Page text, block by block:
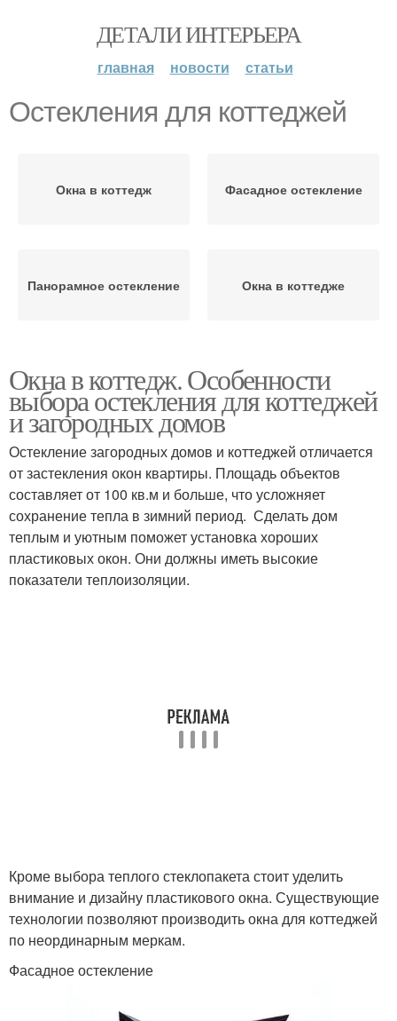
ДЕТАЛИ ИНТЕРЬЕРА
главная новости статьи
Остекления для коттеджей
Окна в коттедж Фасадное остекление
Панорамное остекление Окна в коттедже
Окна в коттедж. Особенности
выбора остекления для коттеджей
и загородных домов
Остекление загородных домов и коттеджей отличается
от застекления окон квартиры. Площадь объектов
составляет от 100 кв.м и больше, что усложняет
сохранение тепла в зимний период. Сделать дом
теплым и уютным поможет установка хороших
пластиковых окон. Они должны иметь высокие
показатели теплоизоляции.
Кроме выбора теплого стеклопакета стоит уделить
внимание и дизайну пластикового окна. Существующие
технологии позволяют производить окна для коттеджей
по неординарным меркам.
Фасадное остекление